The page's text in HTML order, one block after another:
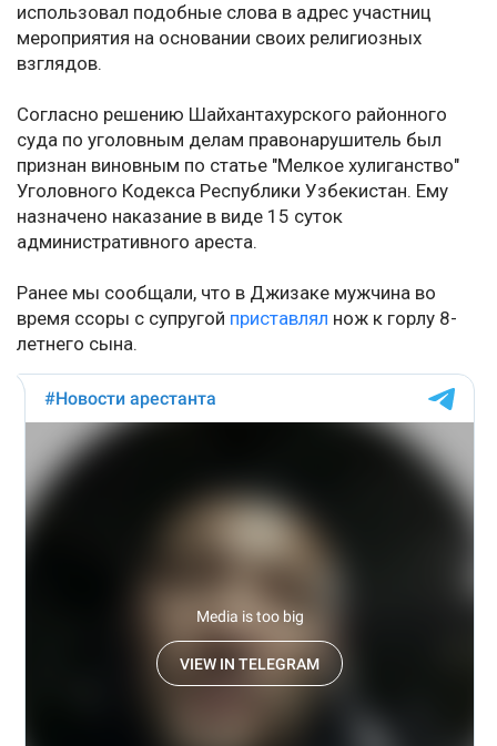
использовал подобные слова в адрес участниц
мероприятия на основании своих религиозных
взглядов.
Согласно решению Шайхантахурского районного
суда по уголовным делам правонарушитель был
признан виновным по статье "Мелкое хулиганство"
Уголовного Кодекса Республики Узбекистан. Ему
назначено наказание в виде 15 суток
административного ареста.
Ранее мы сообщали, что в Джизаке мужчина во
время ссоры с супругой приставлял нож к горлу 8-
летнего сына.